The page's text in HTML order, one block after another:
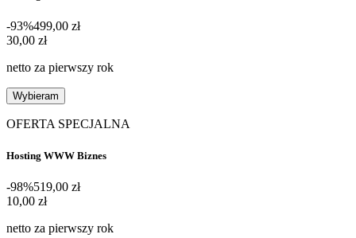
-93%499,00 zł
30,00 zł
30,00 zł
netto za pierwszy rok
Wybieram
OFERTA SPECJALNA
Hosting WWW Biznes
-98%519,00 zł
10,00 zł
10,00 zł
netto za pierwszy rok